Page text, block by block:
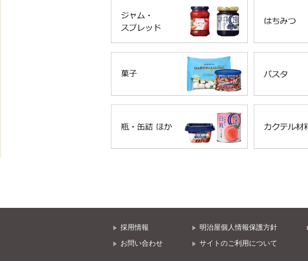
採用情報
お問い合わせ
明治屋個人情報保護方針
サイトのご利用について